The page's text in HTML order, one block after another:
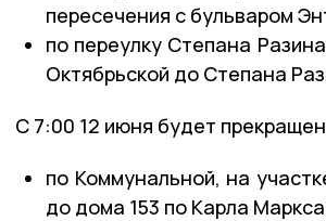
пересечения с бульваром
по переулку Степана
Октябрьской до Степана
С 7:00 12 июня будет
по Коммунальной, на
до дома 153 по Карла